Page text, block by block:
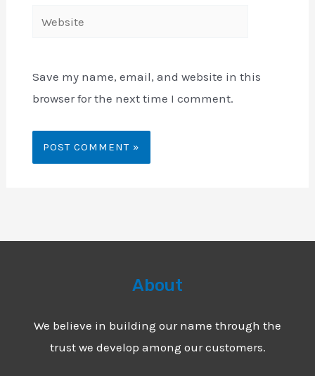
Save my name, email, and website in this
browser for the next time I comment.
About
We believe in building our name through the
trust we develop among our customers.